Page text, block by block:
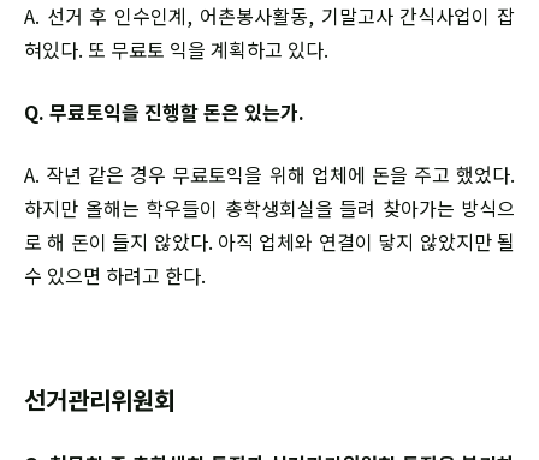
A. 선거 후 인수인계, 어촌봉사활동, 기말고사 간식사업이 잡
혀있다. 또 무료토 익을 계획하고 있다.
Q. 무료토익을 진행할 돈은 있는가.
A. 작년 같은 경우 무료토익을 위해 업체에 돈을 주고 했었다.
하지만 올해는 학우들이 총학생회실을 들려 찾아가는 방식으
로 해 돈이 들지 않았다. 아직 업체와 연결이 닿지 않았지만 될
수 있으면 하려고 한다.
선거관리위원회